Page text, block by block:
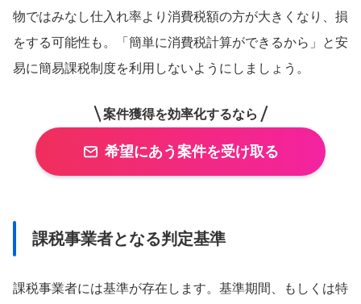
物ではみなし仕入れ率より消費税額の方が大きくなり、損
をする可能性も。「簡単に消費税計算ができるから」と安
易に簡易課税制度を利用しないようにしましょう。
案件獲得を効率化するなら
希望にあう案件を受け取る
課税事業者となる判定基準
課税事業者には基準が存在します。基準期間、もしくは特